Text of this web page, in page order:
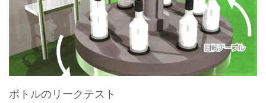
ボトルのリークテスト